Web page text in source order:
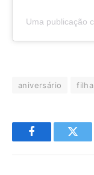
Uma publicação
aniversário
Facebook